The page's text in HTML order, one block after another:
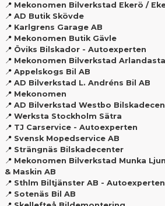
📍 Mekonomen Bilverkstad Ekerö /
📍 AD Butik Skövde
📍 Karlgrens Garage AB
📍 Mekonomen Butik Gävle
📍 Öviks Bilskador - Autoexperten
📍 Mekonomen Bilverkstad
📍 Appelskogs Bil AB
📍 AD Bilverkstad L. Andréns Bil AB
📍 Mekonomen
📍 AD Bilverkstad Westbo
📍 Werksta Stockholm Sätra
📍 TJ Carservice - Autoexperten
📍 Svensk Mopedservice AB
📍 Strängnäs Bilskadecenter
📍 Mekonomen Bilverkstad Munka
& Maskin AB
📍 Sthlm Biltjänster AB - Autoexperten
📍 Sotenäs Bil AB